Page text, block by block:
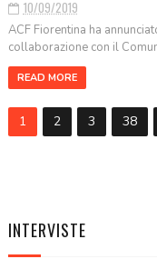
10/09/2019
ACF Fiorentina ha
collaborazione con il
READ MORE
1 2 3 38
INTERVISTE